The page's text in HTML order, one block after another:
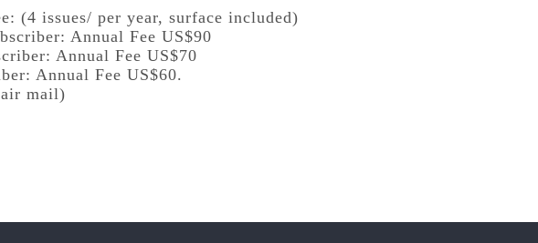
(4 issues/ per year, surface included)
Annual Fee US$90
Annual Fee US$70
Annual Fee US$60.
mail)